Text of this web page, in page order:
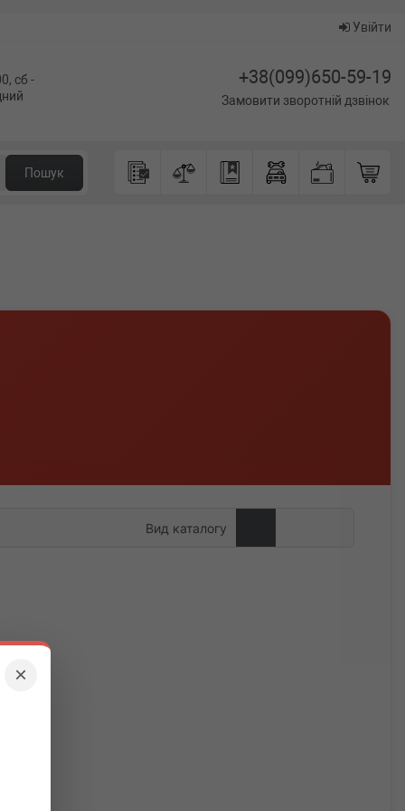
×
Увійти
сб -
+38(099)650-59-19
Замовити зворотній дзвінок
Пошук
Вид каталогу